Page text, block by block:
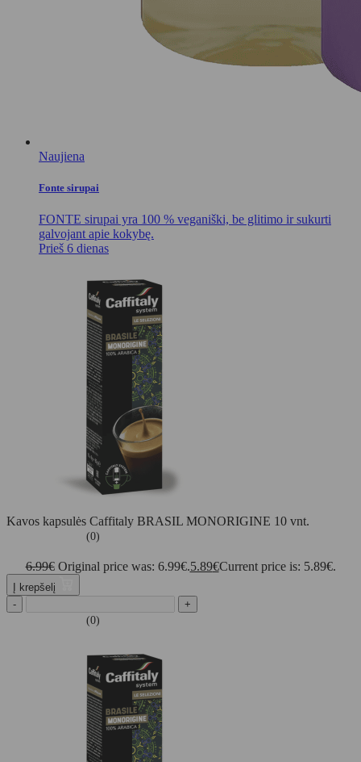
Naujiena
Fonte sirupai
FONTE sirupai yra 100 % veganiški, be glitimo ir sukurti
galvojant apie kokybę.
Prieš 6 dienas
Kavos kapsulės Caffitaly BRASIL MONORIGINE 10 vnt.
(0)
6.99€ Original price was: 6.99€.5.89€Current price is: 5.89€.
Į krepšelį
-
+
(0)